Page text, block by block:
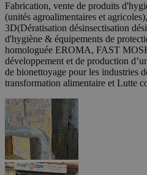
Fabrication, vente de produits
(unités agroalimentaires et
3D(Dératisation désinsectisation
d'hygiène & équipements de
homologuée EROMA, FAST
développement et de production
de bionettoyage pour les industries
transformation alimentaire et Lutte